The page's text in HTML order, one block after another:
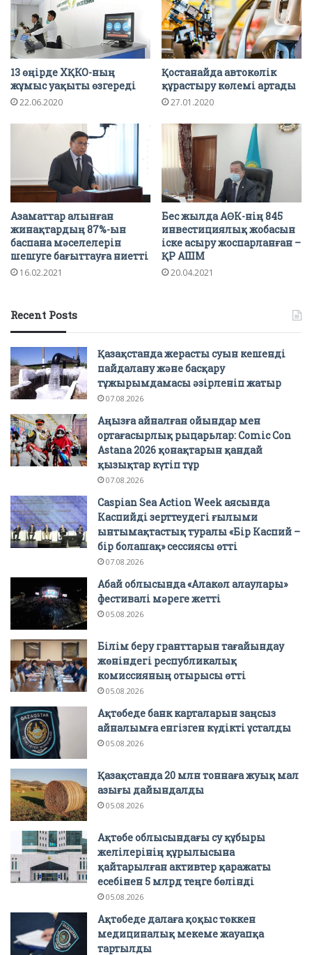
13 өңірде ХҚКО-ның
жұмыс уақыты өзгереді
22.06.2020
Қостанайда автокөлік
құрастыру көлемі артады
27.01.2020
Азаматтар алынған
жинақтардың 87%-ын
баспана мәселелерін
шешуге бағыттауға ниетті
16.02.2021
Бес жылда АӨК-нің 845
инвестициялық жобасын
іске асыру жоспарланған –
ҚР АШМ
20.04.2021
Recent Posts
Қазақстанда жерасты суын кешенді
пайдалану және басқару
тұжырымдамасы әзірленіп жатыр
07.08.2026
Аңызға айналған ойындар мен
ортағасырлық рыцарьлар: Comic Con
Astana 2026 қонақтарын қандай
қызықтар күтіп тұр
07.08.2026
Caspian Sea Action Week аясында
Каспийді зерттеудегі ғылыми
ынтымақтастық туралы «Бір Каспий –
бір болашақ» сессиясы өтті
07.08.2026
Абай облысында «Алакөл алаулары»
фестивалі мәреге жетті
05.08.2026
Білім беру гранттарын тағайындау
жөніндегі республикалық
комиссияның отырысы өтті
05.08.2026
Ақтөбеде банк карталарын заңсыз
айналымға енгізген күдікті ұсталды
05.08.2026
Қазақстанда 20 млн тоннаға жуық мал
азығы дайындалды
05.08.2026
Ақтөбе облысындағы су құбыры
желілерінің құрылысына
қайтарылған активтер қаражаты
есебінен 5 млрд теңге бөлінді
05.08.2026
Ақтөбеде далаға қоқыс төккен
медициналық мекеме жауапқа
тартылды